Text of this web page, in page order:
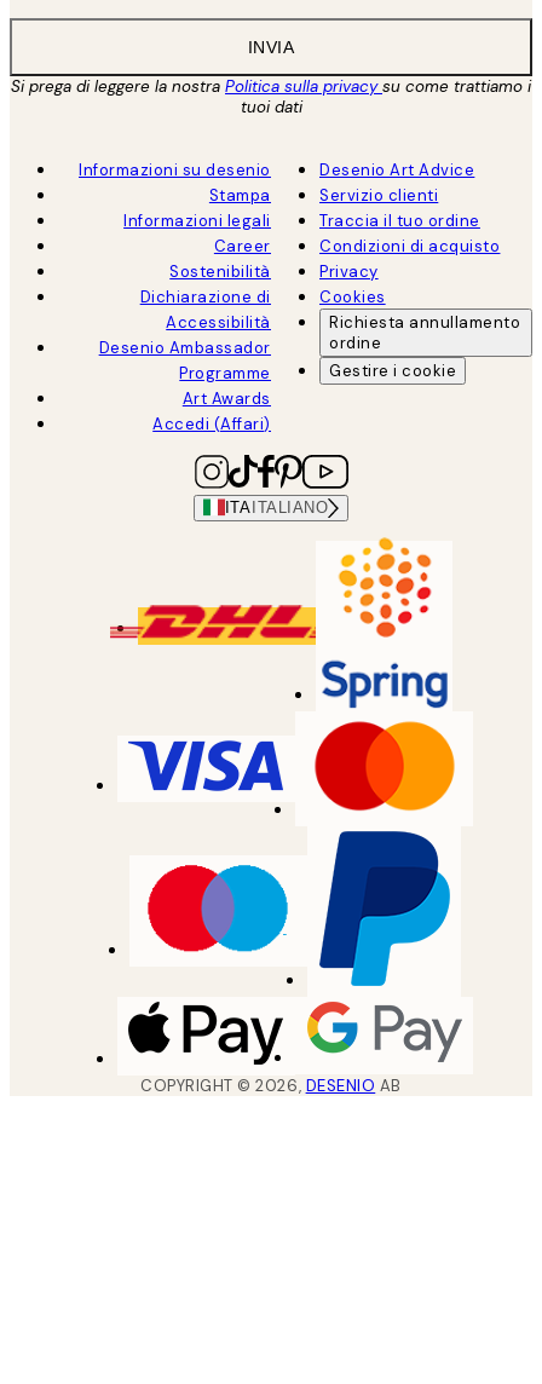
INVIA
Si prega di leggere la nostra Politica sulla privacysu come trattiamo i
tuoi dati
Informazioni su desenio
Stampa
Informazioni legali
Career
Sostenibilità
Dichiarazione di
Accessibilità
Desenio Ambassador
Programme
Art Awards
Accedi (Affari)
Desenio Art Advice
Servizio clienti
Traccia il tuo ordine
Condizioni di acquisto
Privacy
Cookies
Richiesta annullamento
ordine
Gestire i cookie
ITA ITALIANO
COPYRIGHT ©2026, DESENIO AB